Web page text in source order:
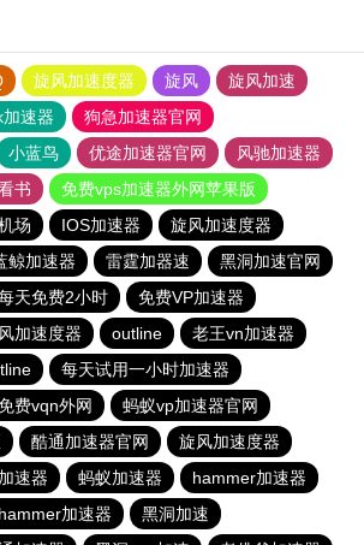
旋风加速度器 旋风
旋风加速
速器
狗急加速器官网
小蓝鸟 优途加速器官网
风驰加速器
书
免费vps加速器外网苹果版
场 IOS加速器
旋风加速度器
鲸加速器 雷霆加器速
黑洞加速官网
天免费2小时
免费VP加速器
加速度器 outline
老王vn加速器
每天试用一小时加速器
费vqn外网
蚂蚁vp加速器官网
酷通加速器官网
旋风加速度器
速器 蚂蚁加速器
hammer加速器
hammer加速器
黑洞加速